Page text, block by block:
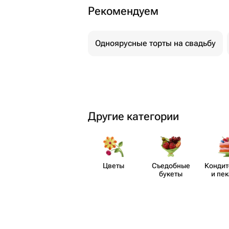
Часто десерт заказывают у
селлер скинет в чат, а курьер
Рекомендуем
Одноярусные торты на свадьбу
Другие категории
Цветы
Съедобные
букеты
и